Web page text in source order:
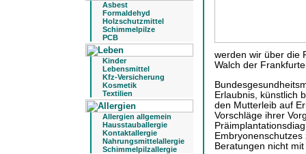
Asbest
Formaldehyd
Holzschutzmittel
Schimmelpilze
PCB
Kinder
Lebensmittel
Kfz-Versicherung
Kosmetik
Textilien
Allergien allgemein
Hausstauballergie
Kontaktallergie
Nahrungsmittelallergie
Schimmelpilzallergie
werden wir über die
Walch der
Erlaubnis, künstlich
den Mutterleib auf
Vorschläge ihrer
Beratungen nicht